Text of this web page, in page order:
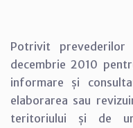
Potrivit
decembrie 2010
informare și
elaborarea sau
teritoriului și de